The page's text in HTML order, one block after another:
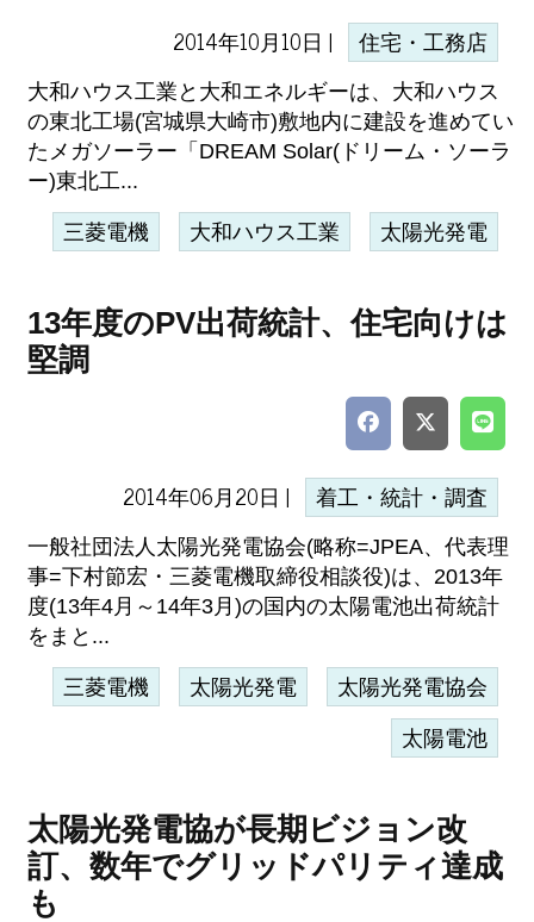
2014年10月10日 | 住宅・工務店
大和ハウス工業と大和エネルギーは、大和ハウス
の東北工場(宮城県大崎市)敷地内に建設を進めてい
たメガソーラー「DREAM Solar(ドリーム・ソーラ
ー)東北工...
三菱電機 大和ハウス工業 太陽光発電
13年度のPV出荷統計、住宅向けは
堅調
2014年06月20日 | 着工・統計・調査
一般社団法人太陽光発電協会(略称=JPEA、代表理
事=下村節宏・三菱電機取締役相談役)は、2013年
度(13年4月～14年3月)の国内の太陽電池出荷統計
をまと...
三菱電機 太陽光発電 太陽光発電協会
太陽電池
太陽光発電協が長期ビジョン改
訂、数年でグリッドパリティ達成
も